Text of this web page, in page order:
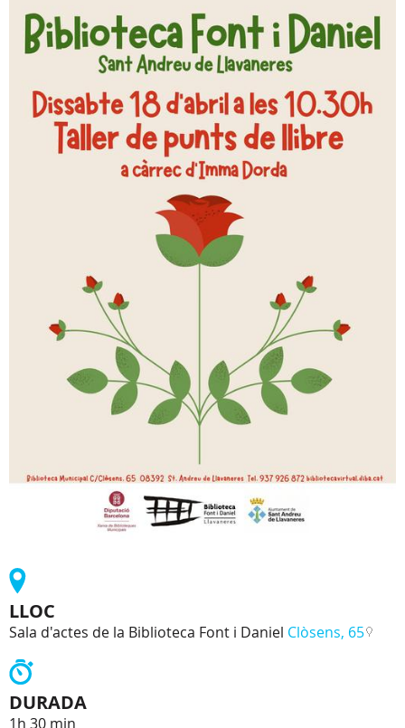
LLOC
Sala d'actes de la Biblioteca Font i Daniel Clòsens, 65
DURADA
1h 30 min